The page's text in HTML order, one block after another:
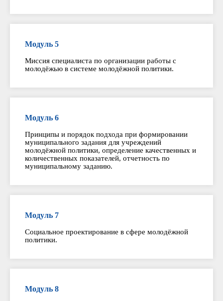
Модуль 5
Миссия специалиста по организации работы с
молодёжью в системе молодёжной политики.
Модуль 6
Принципы и порядок подхода при формировании
муниципального задания для учреждений
молодёжной политики, определение качественных и
количественных показателей, отчетность по
муниципальному заданию.
Модуль 7
Социальное проектирование в сфере молодёжной
политики.
Модуль 8